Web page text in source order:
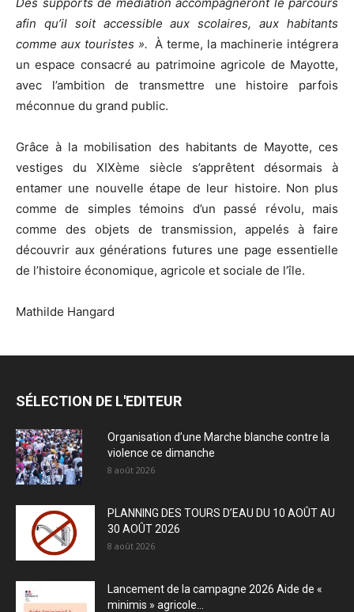
afin qu’il soit accessible aux scolaires, aux habitants
comme aux touristes ». À terme, la machinerie intégrera
un espace consacré au patrimoine agricole de Mayotte,
avec l’ambition de transmettre une histoire parfois
méconnue du grand public.
Grâce à la mobilisation des habitants de Mayotte, ces
vestiges du XIXème siècle s’apprêtent désormais à
entamer une nouvelle étape de leur histoire. Non plus
comme de simples témoins d’un passé révolu, mais
comme des objets de transmission, appelés à faire
découvrir aux générations futures une page essentielle
de l’histoire économique, agricole et sociale de l’île.
Mathilde Hangard
SÉLECTION DE L'EDITEUR
Organisation d’une Marche blanche contre la
violence ce dimanche
8 août 2026
PLANNING DES TOURS D’EAU DU 10 AOÛT AU
30 AOÛT 2026
8 août 2026
Lancement de la campagne 2026 Aide de «
minimis » agricole...